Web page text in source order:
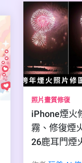
照片畫質修復
iPhone煙火
霧、修復煙
26鹿耳門煙